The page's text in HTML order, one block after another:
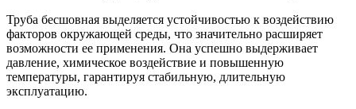
Труба бесшовная выделяется устойчивостью к воздействию
факторов окружающей среды, что значительно расширяет
возможности ее применения. Она успешно выдерживает
давление, химическое воздействие и повышенную
температуры, гарантируя стабильную, длительную
эксплуатацию.